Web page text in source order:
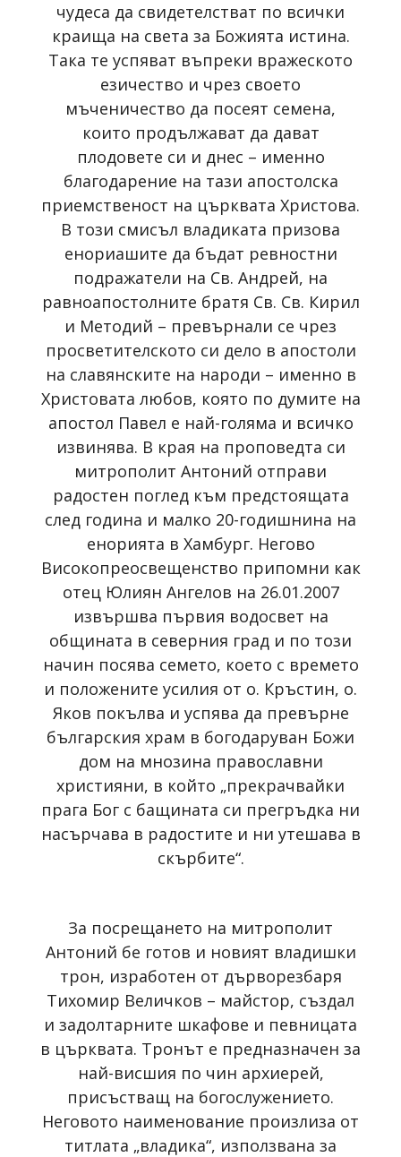
чудеса да свидетелстват по всички
краища на света за Божията истина.
Така те успяват въпреки вражеското
езичество и чрез своето
мъченичество да посеят семена,
които продължават да дават
плодовете си и днес – именно
благодарение на тази апостолска
приемственост на църквата Христова.
В този смисъл владиката призова
енориашите да бъдат ревностни
подражатели на Св. Андрей, на
равноапостолните братя Св. Св. Кирил
и Методий – превърнали се чрез
просветителското си дело в апостоли
на славянските на народи – именно в
Христовата любов, която по думите на
апостол Павел е най-голяма и всичко
извинява. В края на проповедта си
митрополит Антоний отправи
радостен поглед към предстоящата
след година и малко 20-годишнина на
енорията в Хамбург. Негово
Високопреосвещенство припомни как
отец Юлиян Ангелов на 26.01.2007
извършва първия водосвет на
общината в северния град и по този
начин посява семето, което с времето
и положените усилия от о. Кръстин, о.
Яков покълва и успява да превърне
българския храм в богодаруван Божи
дом на мнозина православни
християни, в който „прекрачвайки
прага Бог с бащината си прегръдка ни
насърчава в радостите и ни утешава в
скърбите“.
За посрещането на митрополит
Антоний бе готов и новият владишки
трон, изработен от дърворезбаря
Тихомир Величков – майстор, създал
и задолтарните шкафове и певницата
в църквата. Тронът е предназначен за
най-висшия по чин архиерей,
присъстващ на богослужението.
Неговото наименование произлиза от
титлата „владика“, използвана за